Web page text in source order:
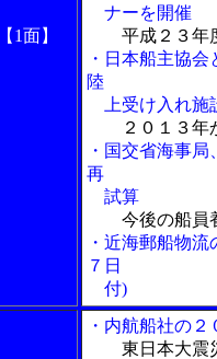
【1面】
ナーを開催
平成２３年
・日本船主協
陸
上受け入れ施
２０１３
・国交省海事
再
試算
今後の船員
・近海郵船物
７日
付)
・内航船社の
東日本大震